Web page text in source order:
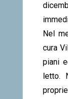
Nel
cura
piani
letto.